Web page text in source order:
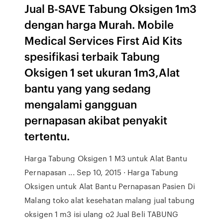
Jual B-SAVE Tabung Oksigen 1m3
dengan harga Murah. Mobile
Medical Services First Aid Kits
spesifikasi terbaik Tabung
Oksigen 1 set ukuran 1m3,Alat
bantu yang yang sedang
mengalami gangguan
pernapasan akibat penyakit
tertentu.
Harga Tabung Oksigen 1 M3 untuk Alat Bantu
Pernapasan ... Sep 10, 2015 · Harga Tabung
Oksigen untuk Alat Bantu Pernapasan Pasien Di
Malang toko alat kesehatan malang jual tabung
oksigen 1 m3 isi ulang o2 Jual Beli TABUNG